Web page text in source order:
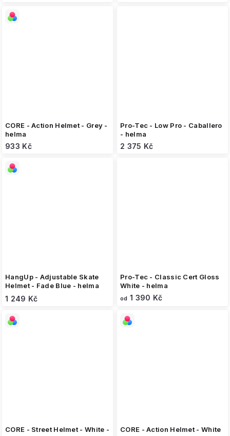
CORE - Action Helmet - Grey -
helma
933 Kč
Pro-Tec - Low Pro - Caballero
- helma
2 375 Kč
HangUp - Adjustable Skate
Helmet - Fade Blue - helma
1 249 Kč
Pro-Tec - Classic Cert Gloss
White - helma
od 1 390 Kč
CORE - Street Helmet - White -
CORE - Action Helmet - White